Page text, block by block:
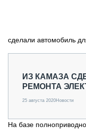
СПЕЦПРОЕКТЫ
О ПРОЕКТЕ
сделали автомобиль
ИЗ КАМАЗА
РЕМОНТА
25 августа 2020Новости
На базе